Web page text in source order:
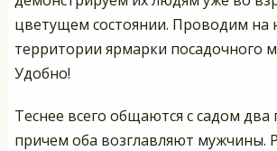
цветущем состоянии. Проводим на
территории ярмарки посадочного
Удобно!
Теснее всего общаются с садом
причем оба возглавляют мужчины.